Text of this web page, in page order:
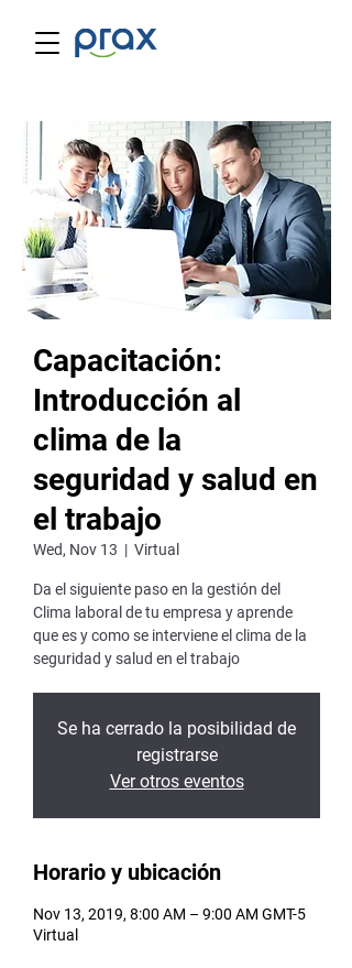
Capacitación:
Introducción al
clima de la
seguridad y salud en
el trabajo
Wed, Nov 13
  |
Virtual
Da el siguiente paso en la gestión del
Clima laboral de tu empresa y aprende
que es y como se interviene el clima de la
seguridad y salud en el trabajo
Se ha cerrado la posibilidad de
registrarse
Ver otros eventos
Horario y ubicación
Nov 13, 2019, 8:00 AM – 9:00 AM GMT-5
Virtual